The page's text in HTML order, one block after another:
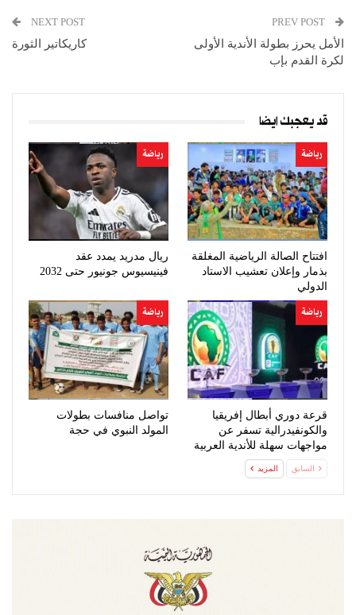
الأمل يحرز بطولة الأندية الأولى
لكرة القدم بإب
NEXT POST
كاريكاتير الثورة
قد يعجبك ايضا
رياضة
افتتاح الصالة الرياضية المغلقة
بذمار وإعلان تعشيب الاستاد
الدولي
رياضة
ريال مدريد يمدد عقد
فينيسيوس جونيور حتى 2032
رياضة
قرعة دوري أبطال إفريقيا
والكونفيدرالية تسفر عن
مواجهات سهلة للأندية العربية
رياضة
تواصل منافسات بطولات
المولد النبوي في حجة
السابق المزيد